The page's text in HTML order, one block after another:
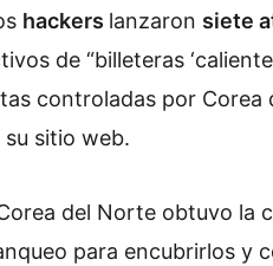
hackers lanzaron siete
de “billeteras
controladas por
su sitio web.
del Norte obtuvo la
para encubrirlos y